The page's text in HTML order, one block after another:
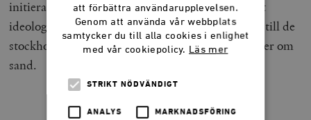
initierat kan inte beskrivas som något annat än ett
ideologiskt prestigeprojekt, vars nota är bordlagd till de
stockholmare som i dag går i galonbyxor och tycker om
sand.
att förbättra användarupplevelsen.
Genom att använda vår webbplats
samtycker du till alla cookies i enlighet
med vår cookiepolicy. Läs mer
STRIKT NÖDVÄNDIGT
ANALYS MARKNADSFÖRING